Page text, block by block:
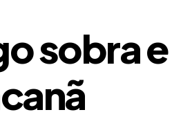
sobra